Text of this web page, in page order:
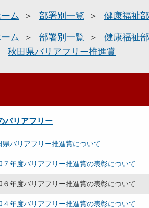
ム 部署別一覧 健康福祉部
ム 部署別一覧 健康福祉部
秋田県バリアフリー推進賞
バリアフリー
県バリアフリー推進賞について
７年度バリアフリー推進賞の表彰について
６年度バリアフリー推進賞の表彰について
４年度バリアフリー推進賞の表彰について